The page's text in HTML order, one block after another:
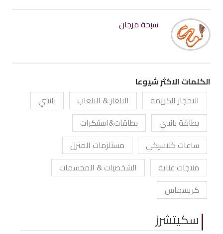
سبحة مرجان
الكلمات الاكثر شيوعا
الاحجار الكريمة
الالغاز & الالعاب
بانيني
بطاقة بانيني
بطاقات&استيكرات
ساعات كلاسيكي
مستلزمات المنزل
منتجات عناية
الشخصيات & المجسمات
كريسماس
سكيتشرز